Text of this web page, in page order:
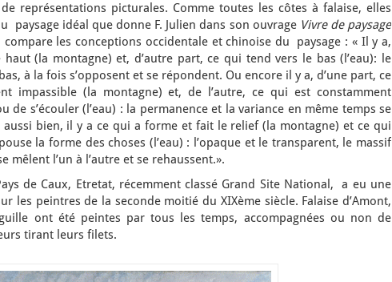
représentations picturales. Comme toutes les côtes à falaise, elles
paysage idéal que donne F. Julien dans son ouvrage Vivre de paysage
les conceptions occidentale et chinoise du paysage : « Il y a,
(la montagne) et, d’autre part, ce qui tend vers le bas (l’eau): le
à la fois s’opposent et se répondent. Ou encore il y a, d’une part, ce
impassible (la montagne) et, de l’autre, ce qui est constamment
de s’écouler (l’eau) : la permanence et la variance en même temps se
aussi bien, il y a ce qui a forme et fait le relief (la montagne) et ce qui
la forme des choses (l’eau) : l’opaque et le transparent, le massif
mêlent l’un à l’autre et se rehaussent.».
de Caux, Etretat, récemment classé Grand Site National, a eu une
les peintres de la seconde moitié du XIXème siècle. Falaise d’Amont,
ont été peintes par tous les temps, accompagnées ou non de
tirant leurs filets.